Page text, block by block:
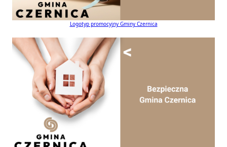
Logotyp promocyjny Gminy Czernica